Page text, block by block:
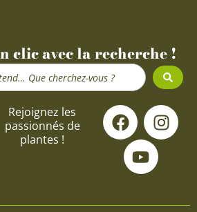
clic avec la recherche !
Rejoignez les
passionnés de
plantes !
F
a
c
e
o
I
n
s
g
Y
o
u
t
u
b